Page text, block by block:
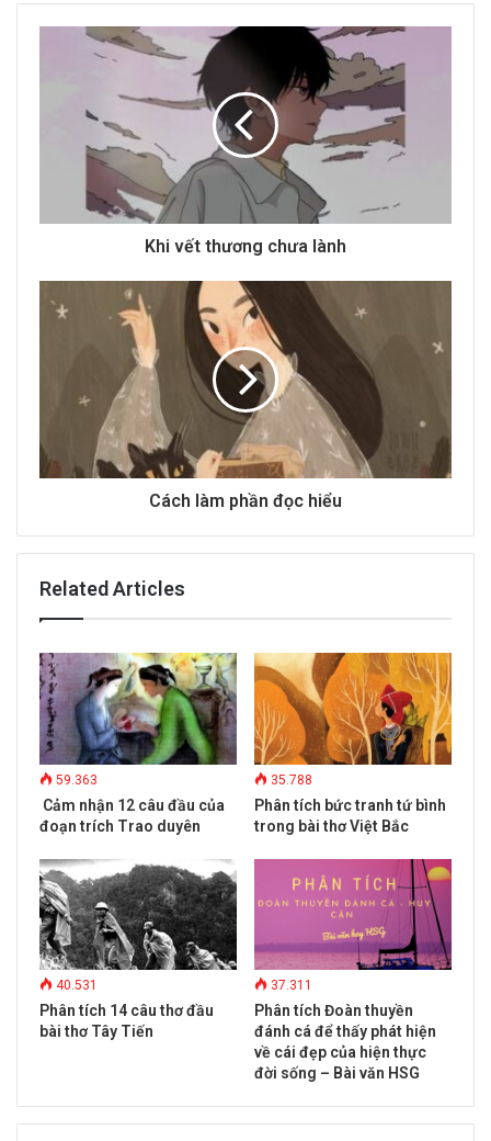
d
Khi vết thương chưa lành
Cách làm phần đọc hiểu
Related Articles
59.363
Cảm nhận 12 câu đầu của
đoạn trích Trao duyên
35.788
Phân tích bức tranh tứ bình
trong bài thơ Việt Bắc
40.531
Phân tích 14 câu thơ đầu
bài thơ Tây Tiến
37.311
Phân tích Đoàn thuyền
đánh cá để thấy phát hiện
về cái đẹp của hiện thực
đời sống – Bài văn HSG